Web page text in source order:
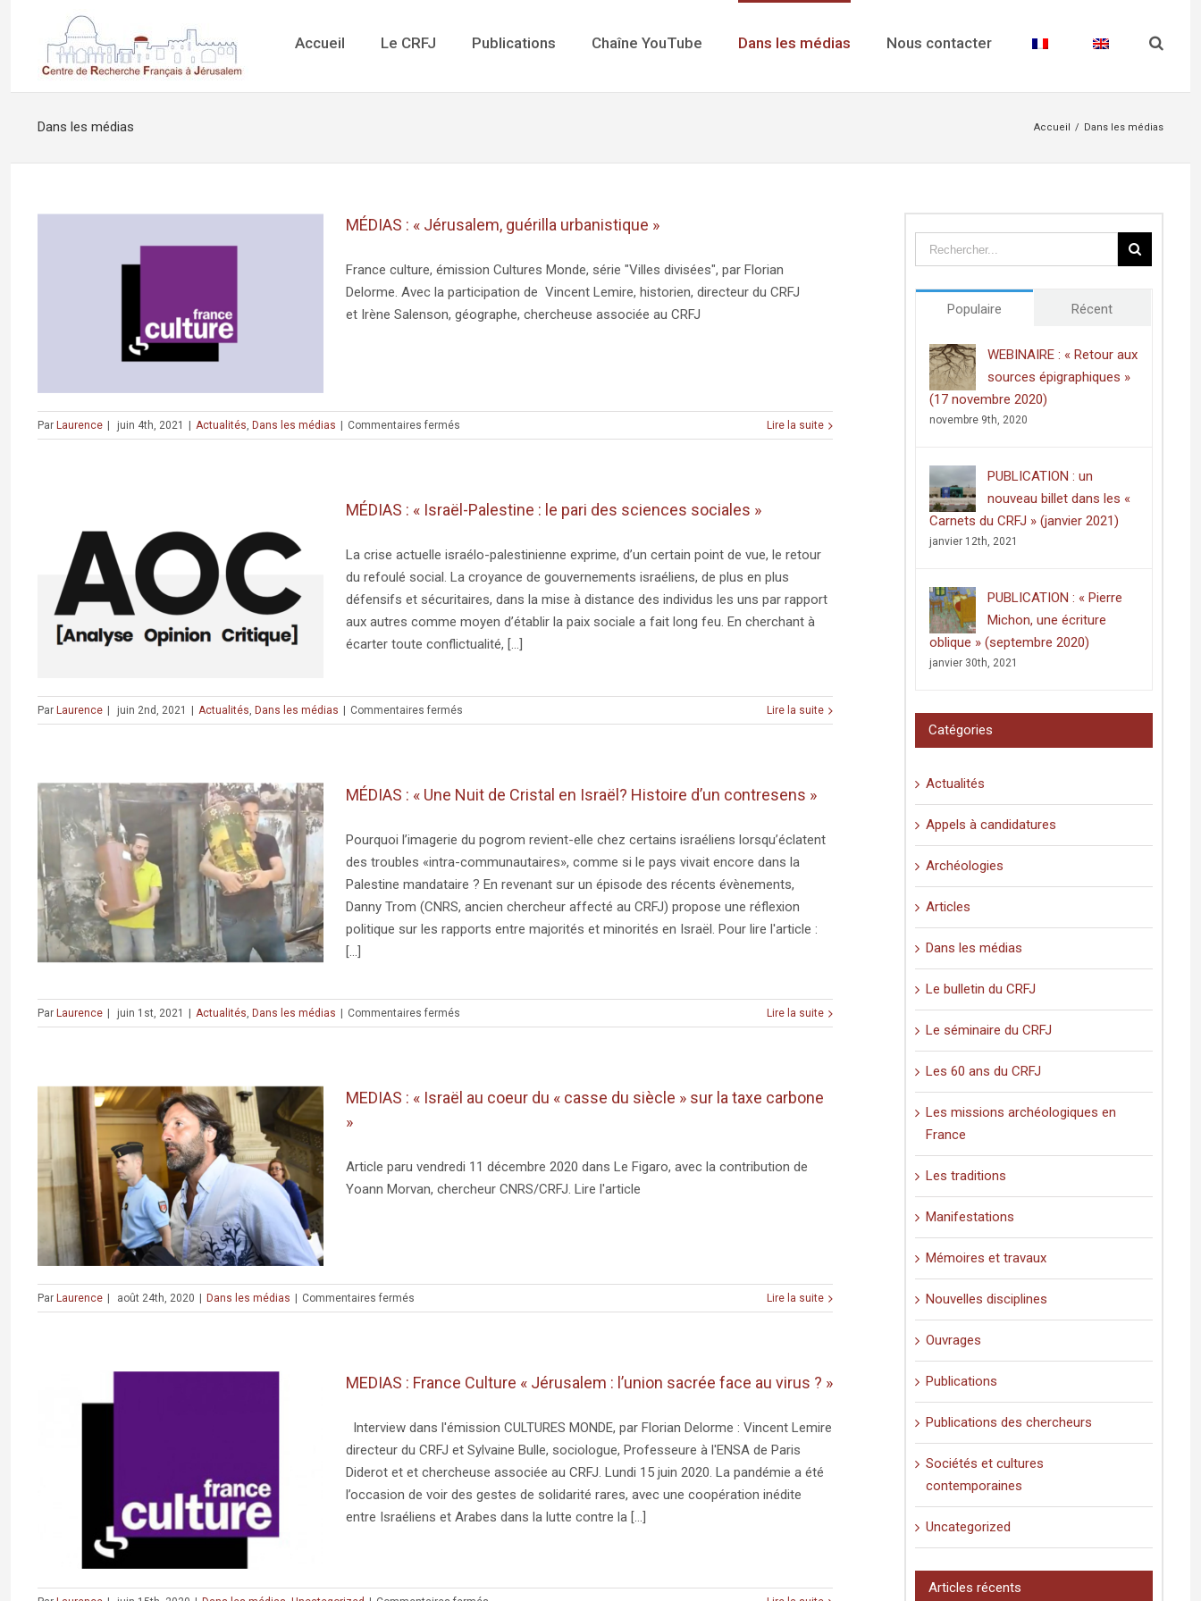
Accueil Le CRFJ Publications Chaîne YouTube Dans les médias Nous contacter
Dans les médias Accueil / Dans les médias
MÉDIAS : « Jérusalem, guérilla urbanistique »
France culture, émission Cultures Monde, série "Villes divisées", par Florian
Delorme. Avec la participation de Vincent Lemire, historien, directeur du CRFJ
et Irène Salenson, géographe, chercheuse associée au CRFJ
Par Laurence juin 4th, 2021 Actualités, Dans les médias Commentaires fermés
MÉDIAS
urbanistique »
Lire la suite
MÉDIAS : « Israël-Palestine : le pari des sciences sociales »
La crise actuelle israélo-palestinienne exprime, d’un certain point de vue, le retour
du refoulé social. La croyance de gouvernements israéliens, de plus en plus
défensifs et sécuritaires, dans la mise à distance des individus les uns par rapport
aux autres comme moyen d’établir la paix sociale a fait long feu. En cherchant à
écarter toute conflictualité, [...]
Par Laurence juin 2nd, 2021 Actualités, Dans les médias Commentaires fermés
MÉDIAS
:
pari
sciences
sociales »
Lire la suite
MÉDIAS : « Une Nuit de Cristal en Israël? Histoire d’un contresens »
Pourquoi l’imagerie du pogrom revient-elle chez certains israéliens lorsqu’éclatent
des troubles «intra-communautaires», comme si le pays vivait encore dans la
Palestine mandataire ? En revenant sur un épisode des récents évènements,
Danny Trom (CNRS, ancien chercheur affecté au CRFJ) propose une réflexion
politique sur les rapports entre majorités et minorités en Israël. Pour lire l'article :
[...]
Par Laurence juin 1st, 2021 Actualités, Dans les médias Commentaires fermés
MÉDIAS
de
Histoire
d’un
Lire la suite
MEDIAS : « Israël au coeur du « casse du siècle » sur la taxe carbone
»
Article paru vendredi 11 décembre 2020 dans Le Figaro, avec la contribution de
Yoann Morvan, chercheur CNRS/CRFJ. Lire l'article
Par Laurence août 24th, 2020 Dans les médias Commentaires fermés
MEDIAS
au
du
du
siècle »
sur
la
Lire la suite
MEDIAS : France Culture « Jérusalem : l’union sacrée face au virus ? »
Interview dans l'émission CULTURES MONDE, par Florian Delorme : Vincent Lemire
directeur du CRFJ et Sylvaine Bulle, sociologue, Professeure à l'ENSA de Paris
Diderot et et chercheuse associée au CRFJ. Lundi 15 juin 2020. La pandémie a été
l’occasion de voir des gestes de solidarité rares, avec une coopération inédite
entre Israéliens et Arabes dans la lutte contre la [...]
Populaire Récent
WEBINAIRE : « Retour aux
sources épigraphiques »
(17 novembre 2020)
novembre 9th, 2020
PUBLICATION : un
nouveau billet dans les «
Carnets du CRFJ » (janvier 2021)
janvier 12th, 2021
PUBLICATION : « Pierre
Michon, une écriture
oblique » (septembre 2020)
janvier 30th, 2021
Catégories
Actualités
Appels à candidatures
Archéologies
Articles
Dans les médias
Le bulletin du CRFJ
Le séminaire du CRFJ
Les 60 ans du CRFJ
Les missions archéologiques en
France
Les traditions
Manifestations
Mémoires et travaux
Nouvelles disciplines
Ouvrages
Publications
Publications des chercheurs
Sociétés et cultures
contemporaines
Uncategorized
Articles récents